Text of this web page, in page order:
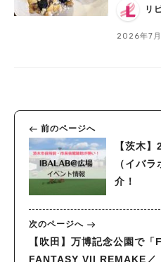
リ
2026年7
前のページへ
【茨木
（イバ
介！
次のページへ
【吹田】万博記念公園で「
FANTASY VII REMAKE／